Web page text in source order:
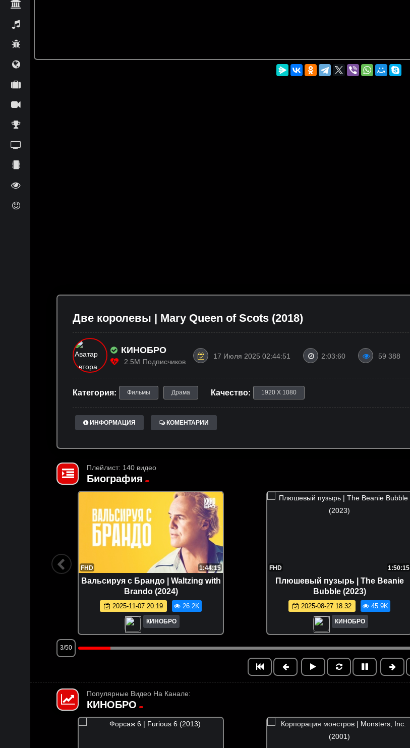
Две королевы | Mary Queen of Scots (2018)
КИНОБРО
2.5M Подписчиков
17 Июля 2025 02:44:51 2:03:60 59 388
Категория: Фильмы Драма Качество: 1920 X 1080
ИНФОРМАЦИЯ КОМЕНТАРИИ
Плейлист: 140 видео
Биография
FHD 1:44:15
Вальсируя с Брандо | Waltzing with
Brando (2024)
2025-11-07 20:19 26.2K
КИНОБРО
FHD 1:50:15
Плюшевый пузырь | The Beanie
Bubble (2023)
2025-08-27 18:32 45.9K
КИНОБРО
3/50
Популярные Видео На Канале:
КИНОБРО